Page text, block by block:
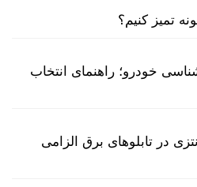
تمیز کنیم؟
خودرو؛ راهنمای انتخاب
در تابلوهای برق الزامی